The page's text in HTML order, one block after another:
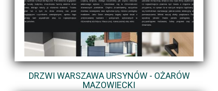
DRZWI WARSZAWA URSYNÓW - OŻARÓW
MAZOWIECKI